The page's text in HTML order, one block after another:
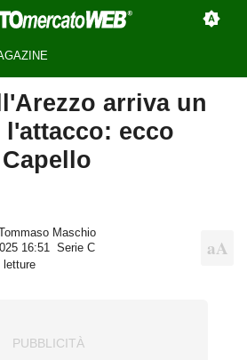
arriva un
ecco
Tommaso Maschio
16:51
Serie C
letture